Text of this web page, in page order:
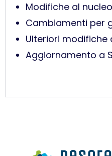
Modifiche al
Cambiamenti per
Ulteriori
Aggiornamento a